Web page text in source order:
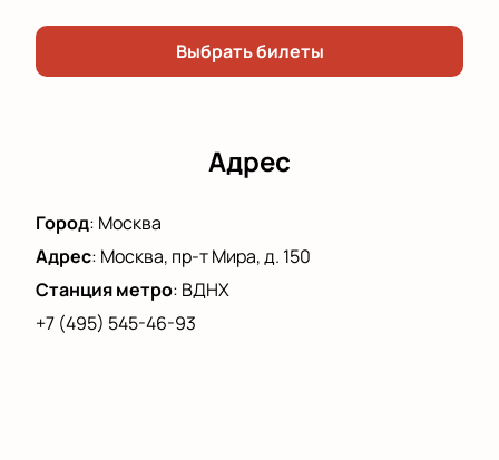
Выбрать билеты
Адрес
Город: Москва
Адрес: Москва, пр-т Мира, д. 150
Станция метро: ВДНХ
+7 (495) 545-46-93